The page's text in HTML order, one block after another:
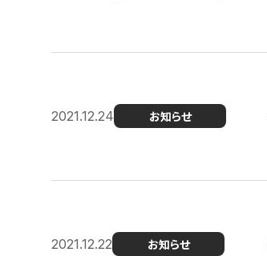
2021.12.24 お知らせ
2021.12.22 お知らせ